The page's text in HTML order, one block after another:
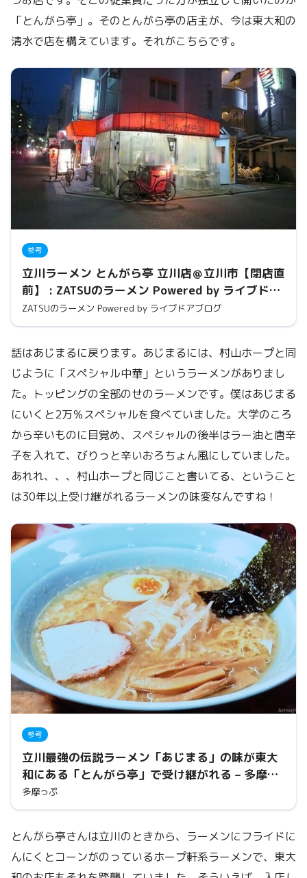
「とんがら亭」。そのとんがら亭の店主が、今は東大和の
清水で店を構えています。それがこちらです。
参考
立川ラーメン とんがら亭 立川店＠立川市【閉店直
前】 : ZATSUのラーメン Powered by ライブドア
ブログ
ZATSUのラーメン Powered by ライブドアブログ
話はあじまるに戻ります。あじまるには、村山ホープと同
じように「スペシャル中華」というラーメンがありまし
た。トッピングの全部のせのラーメンです。僕はあじまる
にいくと2万％スペシャルを食べていました。大学のころ
から辛いものに目覚め、スペシャルの後半はラー油と唐辛
子を入れて、びりっと辛いおろちょん風にしていました。
あれれ、、、村山ホープと同じこと書いてる、ということ
は30年以上受け継がれるラーメンの味変なんですね！
参考
立川最強の伝説ラーメン「あじまる」の味が東大
和にある「とんがら亭」で受け継がれる – 多摩っ
ぷ
多摩っぷ
とんがら亭さんは立川のときから、ラーメンにフライドに
んにくとコーンがのっているホープ軒系ラーメンで、東大